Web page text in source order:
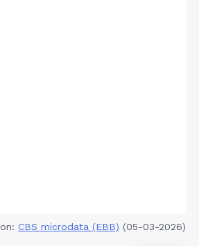
CBS microdata (EBB) (05-03-2026)